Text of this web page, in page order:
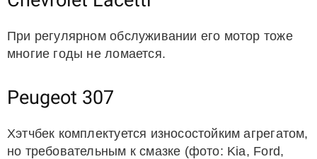
При регулярном обслуживании его мотор тоже
многие годы не ломается.
Peugeot 307
Хэтчбек комплектуется износостойким агрегатом,
но требовательным к смазке (фото: Kia, Ford,